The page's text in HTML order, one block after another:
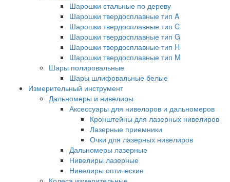
Шарошки стальные по дереву
Шарошки твердосплавные тип A
Шарошки твердосплавные тип C
Шарошки твердосплавные тип G
Шарошки твердосплавные тип H
Шарошки твердосплавные тип M
Шары полировальные
Шары шлифовальные белые
Измерительный инструмент
Дальномеры и нивелиры
Аксессуары для нивелоров и дальномеров
Кронштейны для лазерных нивелиров
Лазерные приемники
Очки для лазерных нивелиров
Дальномеры лазерные
Нивелиры лазерные
Нивелиры оптические